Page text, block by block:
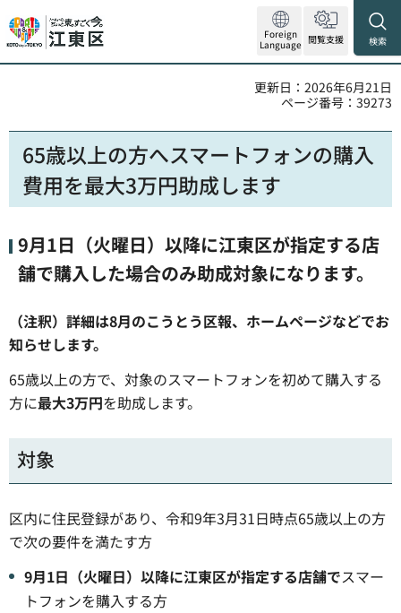
Foreign
Language 閲覧支援 検索
更新日：2026年6月21日
ページ番号：39273
65歳以上の方へスマートフォンの購入
費用を最大3万円助成します
9月1日（火曜日）以降に江東区が指定する店
舗で購入した場合のみ助成対象になります。
（注釈）詳細は8月のこうとう区報、ホームページなどでお
知らせします。
65歳以上の方で、対象のスマートフォンを初めて購入する
方に最大3万円を助成します。
対象
区内に住民登録があり、令和9年3月31日時点65歳以上の方
で次の要件を満たす方
9月1日（火曜日）以降に江東区が指定する店舗でスマー
トフォンを購入する方